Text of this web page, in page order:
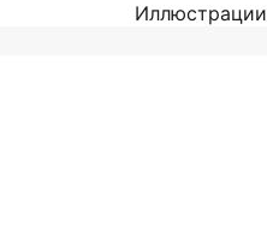
Иллюстрации